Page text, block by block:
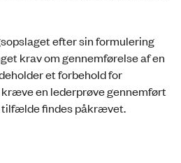
efter sin formulering
krav om gennemførelse af en
et forbehold for
en lederprøve gennemført
findes påkrævet.